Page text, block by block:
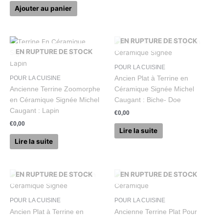
Ajouter au panier
EN RUPTURE DE STOCK
POUR LA CUISINE
Ancienne Terrine Zoomorphe
en Céramique Signée Michel
Caugant : Lapin
€0,00
Lire la suite
EN RUPTURE DE STOCK
POUR LA CUISINE
Ancien Plat à Terrine en
Céramique Signée Michel
Caugant : Biche- Doe
€0,00
Lire la suite
EN RUPTURE DE STOCK
POUR LA CUISINE
Ancien Plat à Terrine en
EN RUPTURE DE STOCK
POUR LA CUISINE
Ancienne Terrine Plat Pour